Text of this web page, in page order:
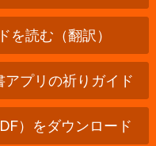
を読む（翻訳）
プリの祈りガイド
）をダウンロード